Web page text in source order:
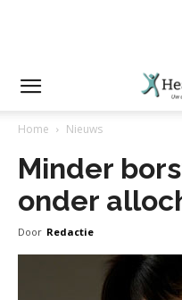
Home Nieuws
Minder
onder
Door Redactie